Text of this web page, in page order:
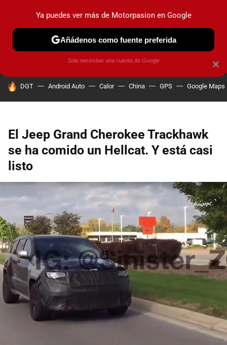
PRUEBAS COCHES ELÉCTRICOS OBSERVATORIO
HOY SE HABLA DE
DGT Android Auto Calor China GPS Google Maps
El Jeep Grand Cherokee Trackhawk
se ha comido un Hellcat. Y está casi
listo
×
Ya puedes ver más de Motorpasion en Google
Añádenos como fuente preferida
Solo necesitas una cuenta de Google